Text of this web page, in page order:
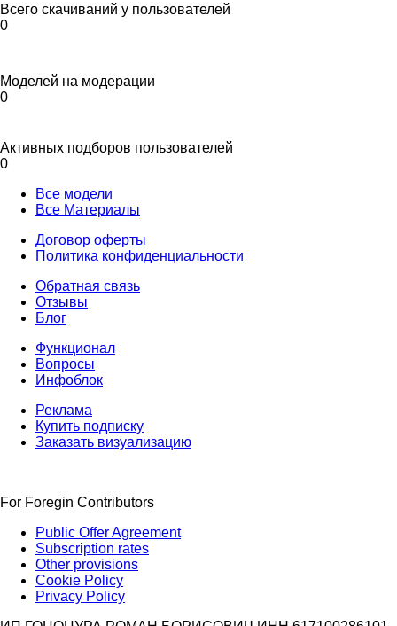
Всего скачиваний у пользователей
0
Моделей на модерации
0
Активных подборов пользователей
0
Все модели
Все Материалы
Договор оферты
Политика конфиденциальности
Обратная связь
Отзывы
Блог
Функционал
Вопросы
Инфоблок
Реклама
Купить подписку
Заказать визуализацию
For Foregin Contributors
Public Offer Agreement
Subscription rates
Other provisions
Cookie Policy
Privacy Policy